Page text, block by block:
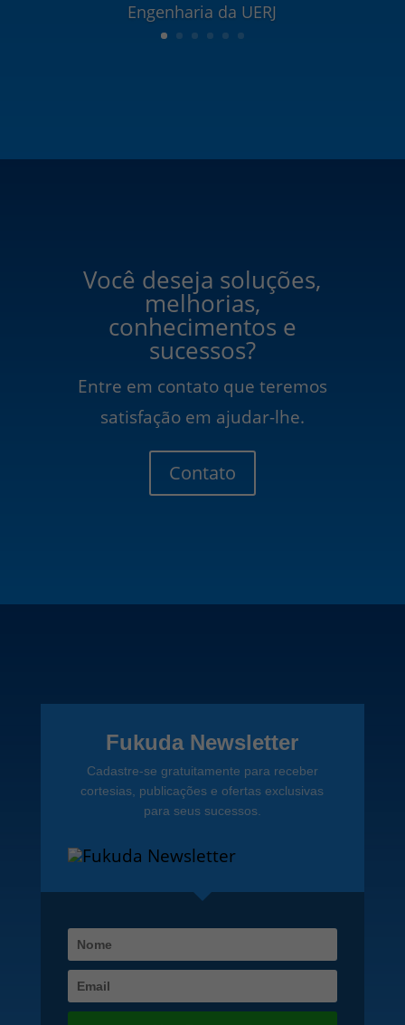
Engenharia da UERJ
Você deseja soluções,
melhorias,
conhecimentos e
sucessos?
Entre em contato que teremos
satisfação em ajudar-lhe.
Contato
Fukuda Newsletter
Cadastre-se gratuitamente para receber
cortesias, publicações e ofertas exclusivas
para seus sucessos.